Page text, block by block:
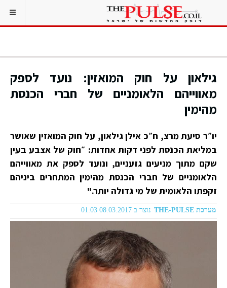
גילאון על חוק המואזין: נועד לספק
מאווייהם הלאומניים של חברי הכנסת
מהימין
יו״ר סיעת מרצ, ח״כ אילן גילאון, על חוק המואזין שאושר
במליאת הכנסת לפני דקות אחדות: ״חוק של אצבע בעין
שקם מתוך מניעים גזעניים, ונועד לספק את מאווייהם
הלאומניים של חברי הכנסת מהימין המתחרים ביניהם
זקפתו הלאומית של מי גדולה יותר."
מערכת THE-PULSE נוצר ב 08.03.2017 01:03